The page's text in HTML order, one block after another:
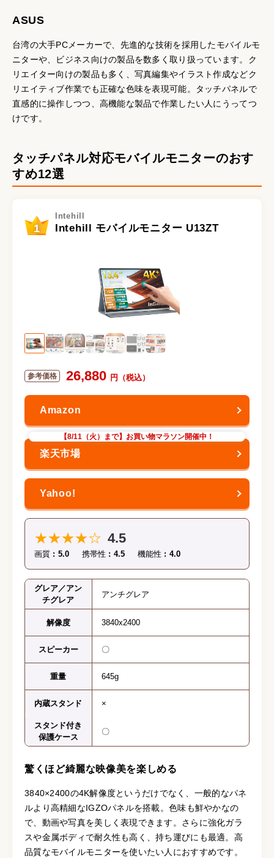
ASUS
台湾の大手PCメーカーで、先進的な技術を採用したモバイルモ
ニターや、ビジネス向けの製品を数多く取り扱っています。ク
リエイター向けの製品も多く、写真編集やイラスト作成などク
リエイティブ作業でも正確な色味を表現可能。タッチパネルで
直感的に操作しつつ、高機能な製品で作業したい人にうってつ
けです。
タッチパネル対応モバイルモニターのおす
すめ12選
1
Intehill
Intehill モバイルモニター U13ZT
26,880
【8/11（火）まで】お買い物マラソン開催中！
★★★★☆ 4.5
画質 5.0 携帯性 4.5 機能性 4.0
グレア／アン
チグレア
アンチグレア
解像度 3840x2400
スピーカー 〇
重量 645g
内蔵スタンド ×
スタンド付き
保護ケース
〇
驚くほど綺麗な映像美を楽しめる
3840×2400の4K解像度というだけでなく、一般的なパネ
ルより高精細なIGZOパネルを搭載。色味も鮮やかなの
で、動画や写真を美しく表現できます。さらに強化ガラ
スや金属ボディで耐久性も高く、持ち運びにも最適。高
品質なモバイルモニターを使いたい人におすすめです。